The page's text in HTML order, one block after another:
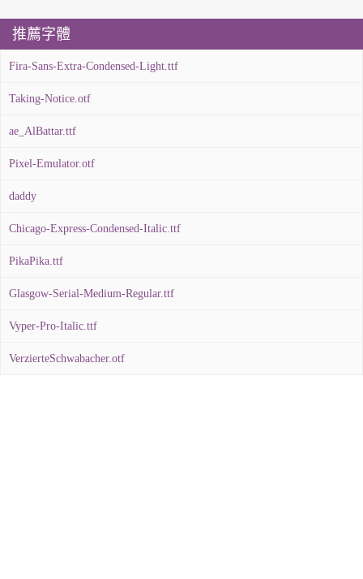
推薦字體
Fira-Sans-Extra-Condensed-Light.ttf
Taking-Notice.otf
ae_AlBattar.ttf
Pixel-Emulator.otf
daddy
Chicago-Express-Condensed-Italic.ttf
PikaPika.ttf
Glasgow-Serial-Medium-Regular.ttf
Vyper-Pro-Italic.ttf
VerzierteSchwabacher.otf